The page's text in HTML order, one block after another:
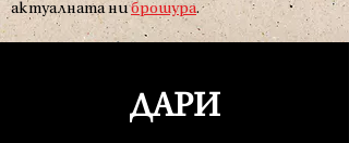
актуалната ниброшура.
ДАРИ